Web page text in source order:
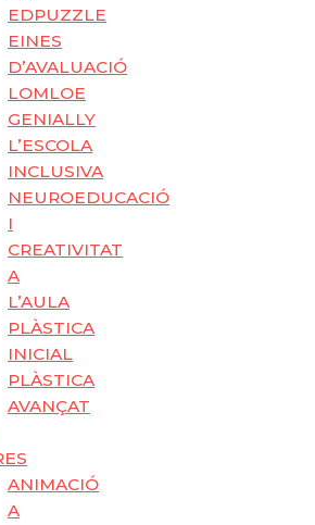
EDPUZZLE
EINES
D’AVALUACIÓ
LOMLOE
GENIALLY
L’ESCOLA
INCLUSIVA
NEUROEDUCACIÓ
I
CREATIVITAT
A
L’AULA
PLÀSTICA
INICIAL
PLÀSTICA
AVANÇAT
ANIMACIÓ
A